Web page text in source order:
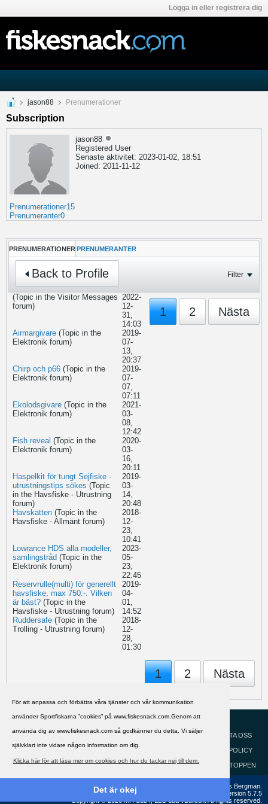
För att anpassa och förbättra våra tjänster och vår kommunikation
använder Sportfiskarna ”cookies” på www.fiskesnack.com.Genom att
använda dig av www.fiskesnack.com så godkänner du detta. Vi säljer
självklart inte vidare någon information om dig.
Klicka här för att läsa mer om cookies och hur du tackar nej till dem.
Det är okej
Logga in eller registrera dig
jason88 Prenumerationer
Subscription
jason88
Registered User
Senaste aktivitet: 2023-01-02, 18:51
Joined: 2011-11-12
Prenumerationer15
Prenumeranter0
PRENUMERATIONER PRENUMERANTER
Back to Profile Filter
1 2 Nästa
(Topic in the Visitor Messages
forum)
2022-
12-
31,
14:03
Airmargivare (Topic in the
Elektronik forum)
2019-
07-
13,
20:37
Chirp och p66 (Topic in the
Elektronik forum)
2019-
07-
07,
07:11
Ekolodsgivare (Topic in the
Elektronik forum)
2021-
03-
08,
12:42
Fish reveal (Topic in the
Elektronik forum)
2020-
03-
16,
20:11
Haspelkit för tungt Sejfiske -
utrustningstips sökes (Topic
in the Havsfiske - Utrustning
forum)
2019-
03-
14,
20:48
Havskatten (Topic in the
Havsfiske - Allmäntforum)
2018-
12-
23,
10:41
Lowrance HDS alla modeller,
samlingstråd (Topic in the
Elektronik forum)
2023-
05-
23,
22:45
Reservrulle(multi) för generellt
havsfiske, max 750:-. Vilken
är bäst? (Topic in the
Havsfiske - Utrustningforum)
2019-
04-
01,
14:52
Ruddersafe (Topic in the
Trolling - Utrustningforum)
2018-
12-
28,
01:30
1 2 Nästa
HJÄLP
KONTAKTA OSS
COOKIEPOLICY
GÅ TILL TOPPEN
Copyright ©2002 - 2021, FiskeSnack.com. Grundad 2002 av Anders Bergman.
Version 5.7.5
Copyright © 2026 MH Sub I, LLC dba vBulletin. All rights reserved.